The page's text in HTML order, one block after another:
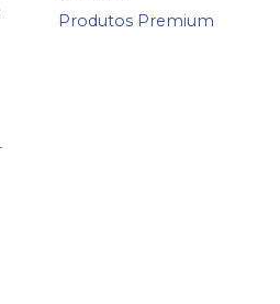
Produtos Premium